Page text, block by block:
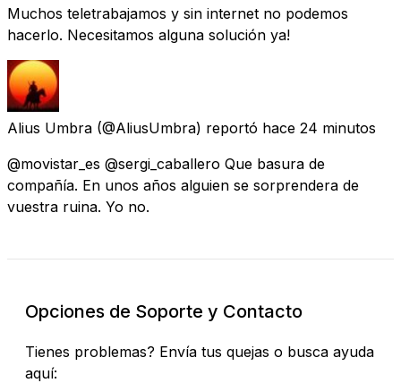
Muchos teletrabajamos y sin internet no podemos
hacerlo. Necesitamos alguna solución ya!
Alius Umbra (@AliusUmbra) reportó hace 24 minutos
@movistar_es @sergi_caballero Que basura de
compañía. En unos años alguien se sorprendera de
vuestra ruina. Yo no.
Opciones de Soporte y Contacto
Tienes problemas? Envía tus quejas o busca ayuda
aquí: